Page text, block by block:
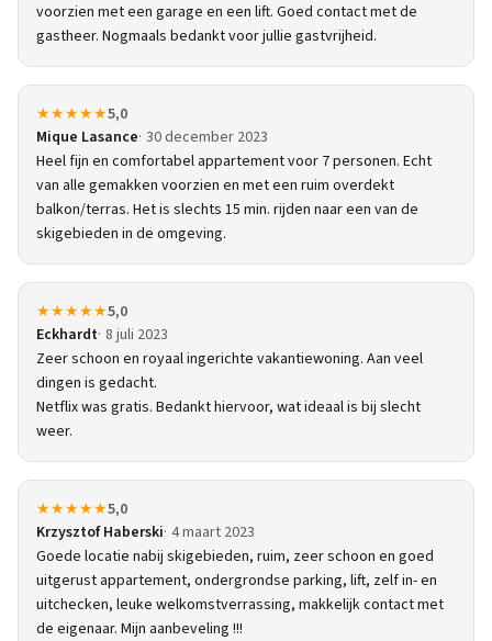
voorzien met een garage en een lift. Goed contact met de
gastheer. Nogmaals bedankt voor jullie gastvrijheid.
★★★★★5,0
Mique Lasance 30 december 2023
Heel fijn en comfortabel appartement voor 7 personen. Echt
van alle gemakken voorzien en met een ruim overdekt
balkon/terras. Het is slechts 15 min. rijden naar een van de
skigebieden in de omgeving.
★★★★★5,0
Eckhardt 8 juli 2023
Zeer schoon en royaal ingerichte vakantiewoning. Aan veel
dingen is gedacht.
Netflix was gratis. Bedankt hiervoor, wat ideaal is bij slecht
weer.
★★★★★5,0
Krzysztof Haberski 4 maart 2023
Goede locatie nabij skigebieden, ruim, zeer schoon en goed
uitgerust appartement, ondergrondse parking, lift, zelf in- en
uitchecken, leuke welkomstverrassing, makkelijk contact met
de eigenaar. Mijn aanbeveling !!!